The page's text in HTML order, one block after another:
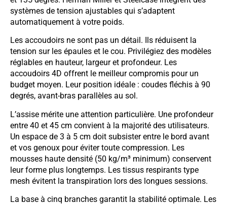
systèmes de tension ajustables qui s’adaptent
automatiquement à votre poids.
Les accoudoirs ne sont pas un détail. Ils réduisent la
tension sur les épaules et le cou. Privilégiez des modèles
réglables en hauteur, largeur et profondeur. Les
accoudoirs 4D offrent le meilleur compromis pour un
budget moyen. Leur position idéale : coudes fléchis à 90
degrés, avant-bras parallèles au sol.
L’assise mérite une attention particulière. Une profondeur
entre 40 et 45 cm convient à la majorité des utilisateurs.
Un espace de 3 à 5 cm doit subsister entre le bord avant
et vos genoux pour éviter toute compression. Les
mousses haute densité (50 kg/m³ minimum) conservent
leur forme plus longtemps. Les tissus respirants type
mesh évitent la transpiration lors des longues sessions.
La base à cinq branches garantit la stabilité optimale. Les